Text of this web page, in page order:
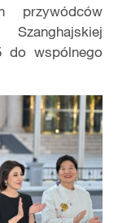
przywódców
do wspólnego